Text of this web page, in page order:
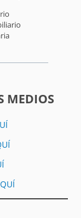
MEDIOS